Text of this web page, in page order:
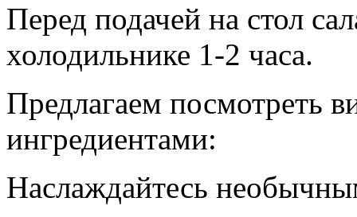
Перед подачей на стол
холодильнике 1-2 часа.
Предлагаем посмотреть
ингредиентами:
Наслаждайтесь